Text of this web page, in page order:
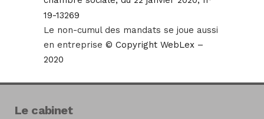
19-13269
Le non-cumul des mandats se joue aussi
en entreprise © Copyright WebLex –
2020
Le cabinet